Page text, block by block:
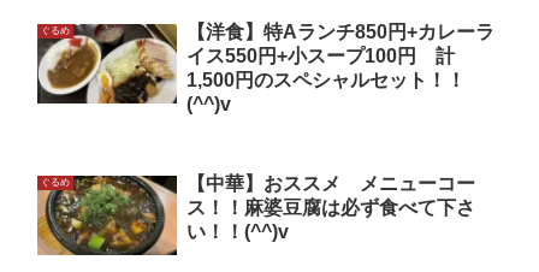
ぐるめ
【洋食】特Aランチ850円+カレーラ
イス550円+小スープ100円 計
1,500円のスペシャルセット！！
(^^)v
ぐるめ
【中華】おススメ メニューコー
ス！！麻婆豆腐は必ず食べて下さ
い！！(^^)v